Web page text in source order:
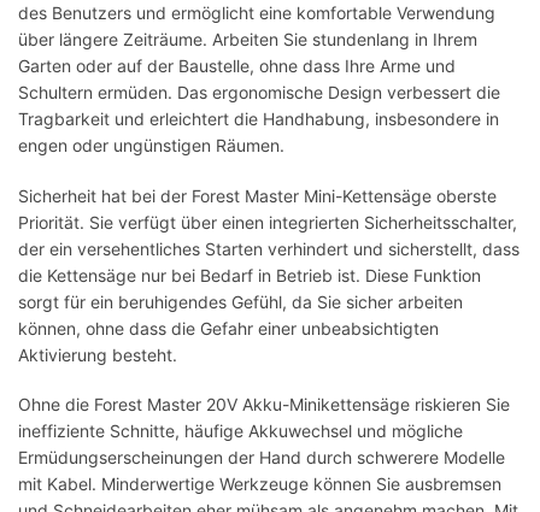
des Benutzers und ermöglicht eine komfortable Verwendung
über längere Zeiträume. Arbeiten Sie stundenlang in Ihrem
Garten oder auf der Baustelle, ohne dass Ihre Arme und
Schultern ermüden. Das ergonomische Design verbessert die
Tragbarkeit und erleichtert die Handhabung, insbesondere in
engen oder ungünstigen Räumen.
Sicherheit hat bei der Forest Master Mini-Kettensäge oberste
Priorität. Sie verfügt über einen integrierten Sicherheitsschalter,
der ein versehentliches Starten verhindert und sicherstellt, dass
die Kettensäge nur bei Bedarf in Betrieb ist. Diese Funktion
sorgt für ein beruhigendes Gefühl, da Sie sicher arbeiten
können, ohne dass die Gefahr einer unbeabsichtigten
Aktivierung besteht.
Ohne die Forest Master 20V Akku-Minikettensäge riskieren Sie
ineffiziente Schnitte, häufige Akkuwechsel und mögliche
Ermüdungserscheinungen der Hand durch schwerere Modelle
mit Kabel. Minderwertige Werkzeuge können Sie ausbremsen